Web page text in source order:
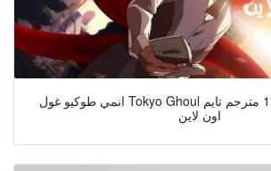
انمي طوكيو غول Tokyo Ghoul الموسم 2 الحلقة 1 مترجم تايم
اون لاين